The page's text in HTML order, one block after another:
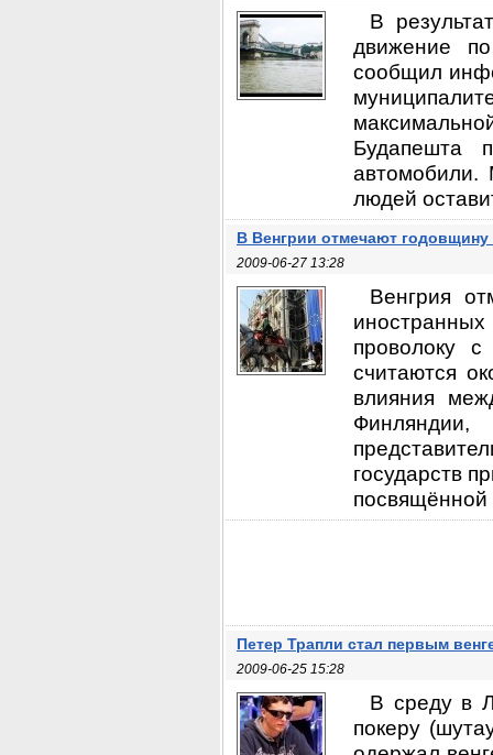
В
движение
сообщил
Будапешта
автомобили.
людей
В Венгрии отмечают годовщину
2009-06-27 13:28
Венгрия
проволоку
считаются
влияния
государств
посвящённой
Петер Трапли стал первым
2009-06-25 15:28
В среду в
покеру